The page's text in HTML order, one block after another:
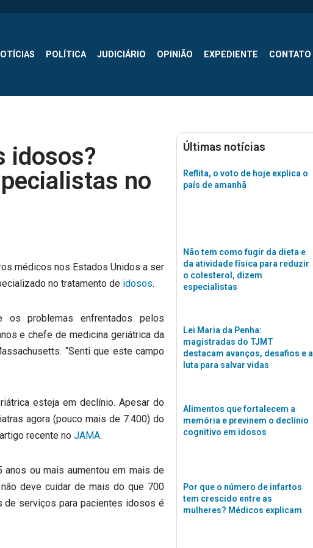
POLÍTICA JUDICIÁRIO OPINIÃO EXPEDIENTE CONTATO
idosos?
no
médicos nos Estados Unidos a ser
no tratamento de idosos.
os problemas enfrentados pelos
e chefe de medicina geriátrica da
“Senti que este campo
esteja em declínio. Apesar do
agora (pouco mais de 7.400) do
recente no JAMA.
ou mais aumentou em mais de
deve cuidar de mais do que 700
de serviços para pacientes idosos é
Últimas notícias
Reflita, o voto de hoje explica o
país de amanhã
Não tem como fugir da dieta e
da atividade física para reduzir
o colesterol, dizem
especialistas
Lei Maria da Penha:
magistradas do TJMT
destacam avanços, desafios e a
luta para salvar vidas
Alimentos que fortalecem a
memória e previnem o declínio
cognitivo em idosos
Por que o número de infartos
tem crescido entre as
mulheres? Médicos explicam